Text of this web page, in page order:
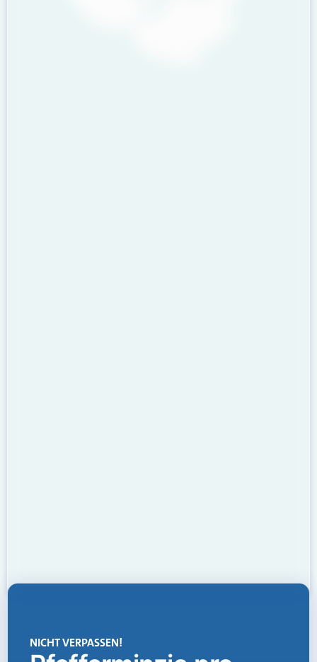
NICHT VERPASSEN!